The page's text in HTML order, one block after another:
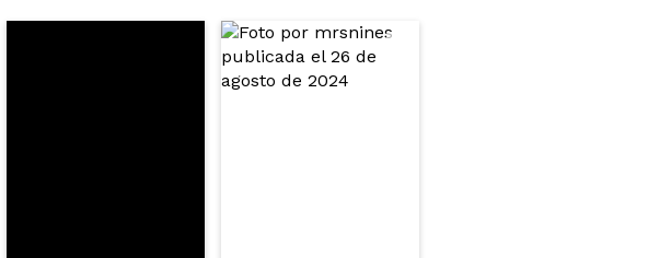
¿Recomendarías su compra? Si No